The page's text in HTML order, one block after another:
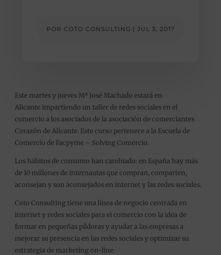
POR COTO CONSULTING | JUL 3, 2017
Este martes y jueves Mª José Machado estará en
Alicante impartiendo un taller de redes sociales en el
comercio a los asociados de la asociación de comerciantes
Corazón de Alicante. Este curso pertenece a la Escuela de
Comercio de Facpyme – Solving Comercio.
Los hábitos de consumo han cambiado: en España hay más
de 10 millones de internautas que compran, comparten,
aconsejan y son aconsejados en internet y las redes sociales.
Coto Consulting tiene una línea de negocio centrada en
internet y redes sociales para el comercio con la idea de
formar en pequeñas píldoras y ayudar a las empresas a
mejorar su presencia en las redes sociales y optimizar su
estrategia de marketing on-line.